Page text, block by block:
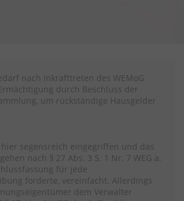
nach Inkrafttreten des WEMoG
durch Beschluss der
um rückständige Hausgelder
hier segensreich eingegriffen und das
nach § 27 Abs. 3 S. 1 Nr. 7 WEG a.
für jede
forderte, vereinfacht. Allerdings
dem Verwalter